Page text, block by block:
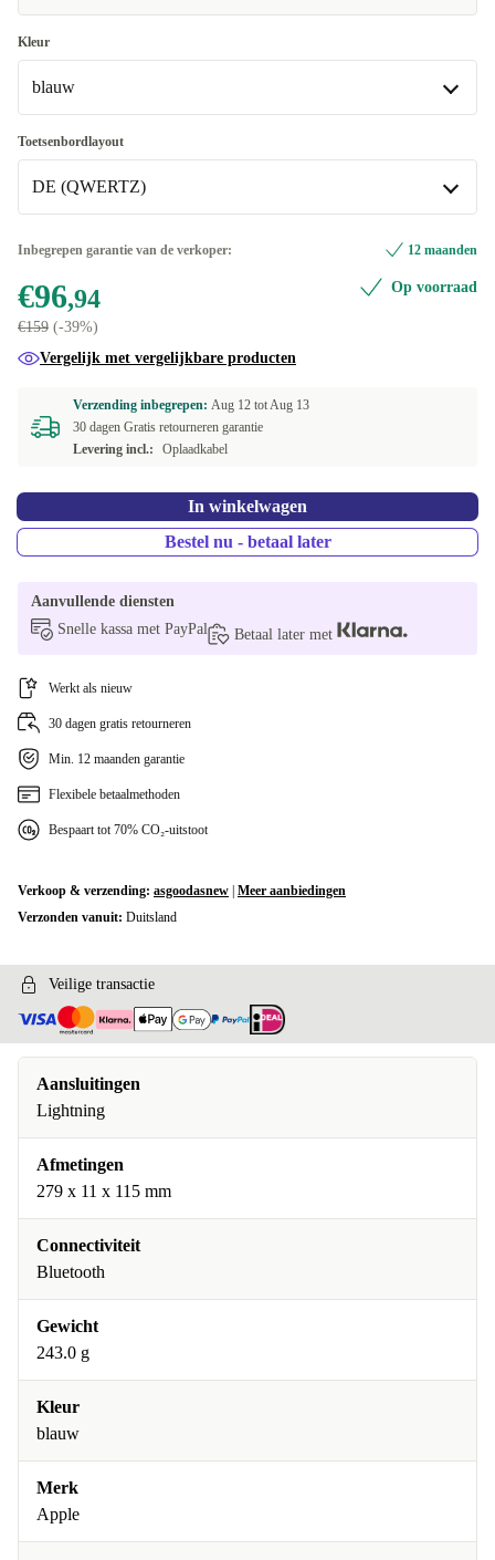
Kleur
blauw
blauw
roze
Toetsenbordlayout
DE (QWERTZ)
ES (QWERTY)
FR (AZERTY)
International English (QWERTY)
NL (QWERTY) +€22,06
Inbegrepen garantie van de verkoper: 12 maanden
€96,94
€159 (-39%)
Op voorraad
Vergelijk met vergelijkbare producten
Verzending inbegrepen: Aug 12 totAug 13
30 dagen Gratis retourneren garantie
Levering incl.:
Oplaadkabel
In winkelwagen
Bestel nu - betaal later
Aanvullende diensten
Snelle kassa met PayPal
Betaal later met
Werkt als nieuw
30 dagen gratis retourneren
Min. 12 maanden garantie
Flexibele betaalmethoden
Bespaart tot 70% CO₂-uitstoot
Verkoop & verzending: asgoodasnew Meer aanbiedingen
Verzonden vanuit: Duitsland
Veilige transactie
Aansluitingen
Lightning
Afmetingen
279 x 11 x 115 mm
Connectiviteit
Bluetooth
Gewicht
243.0 g
Kleur
blauw
Merk
Apple